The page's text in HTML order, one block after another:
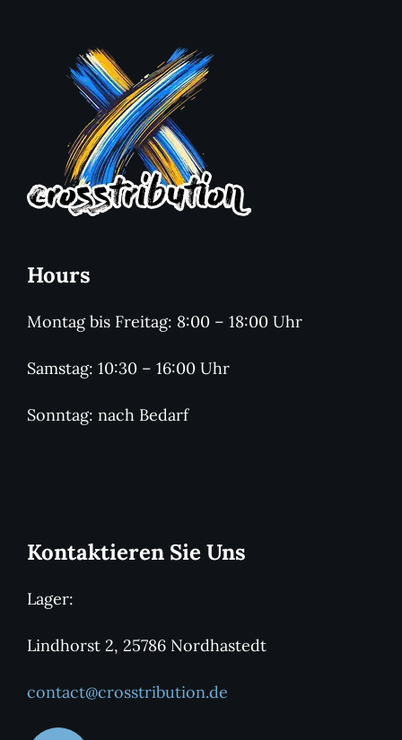
Hours
Montag bis Freitag: 8:00 – 18:00 Uhr
Samstag: 10:30 – 16:00 Uhr
Sonntag: nach Bedarf
Kontaktieren Sie Uns
Lager:
Lindhorst 2, 25786 Nordhastedt
contact@crosstribution.de